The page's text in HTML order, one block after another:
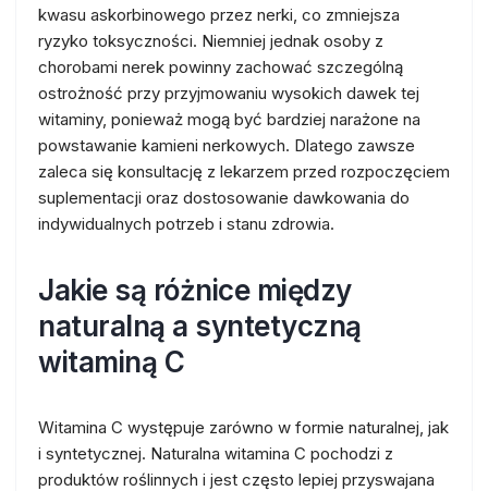
kwasu askorbinowego przez nerki, co zmniejsza
ryzyko toksyczności. Niemniej jednak osoby z
chorobami nerek powinny zachować szczególną
ostrożność przy przyjmowaniu wysokich dawek tej
witaminy, ponieważ mogą być bardziej narażone na
powstawanie kamieni nerkowych. Dlatego zawsze
zaleca się konsultację z lekarzem przed rozpoczęciem
suplementacji oraz dostosowanie dawkowania do
indywidualnych potrzeb i stanu zdrowia.
Jakie są różnice między
naturalną a syntetyczną
witaminą C
Witamina C występuje zarówno w formie naturalnej, jak
i syntetycznej. Naturalna witamina C pochodzi z
produktów roślinnych i jest często lepiej przyswajana